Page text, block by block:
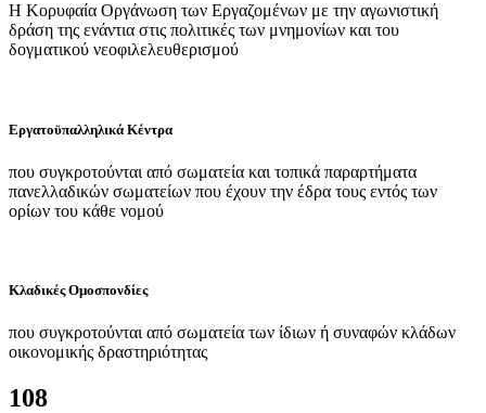
Η Κορυφαία Οργάνωση των Εργαζομένων με την αγωνιστική
δράση της ενάντια στις πολιτικές των μνημονίων και του
δογματικού νεοφιλελευθερισμού
Εργατοϋπαλληλικά Κέντρα
που συγκροτούνται από σωματεία και τοπικά παραρτήματα
πανελλαδικών σωματείων που έχουν την έδρα τους εντός των
ορίων του κάθε νομού
Κλαδικές Ομοσπονδίες
που συγκροτούνται από σωματεία των ίδιων ή συναφών κλάδων
οικονομικής δραστηριότητας
108